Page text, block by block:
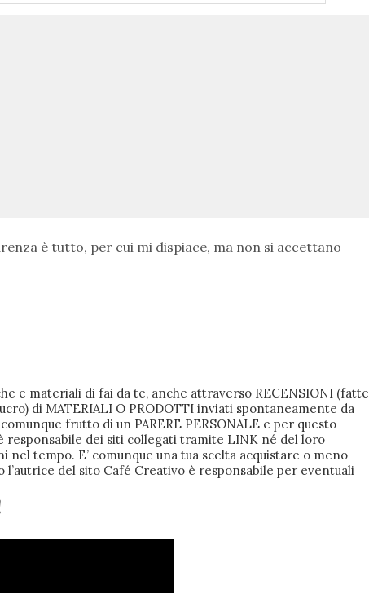
è tutto, per cui mi dispiace, ma non si accettano
e materiali di fai da te, anche attraverso RECENSIONI (fatte
di MATERIALI O PRODOTTI inviati spontaneamente da
frutto di un PARERE PERSONALE e per questo
responsabile dei siti collegati tramite LINK né del loro
tempo. E’ comunque una tua scelta acquistare o meno
del sito Café Creativo è responsabile per eventuali